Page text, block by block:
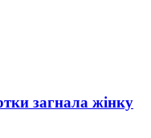
загнала жінку